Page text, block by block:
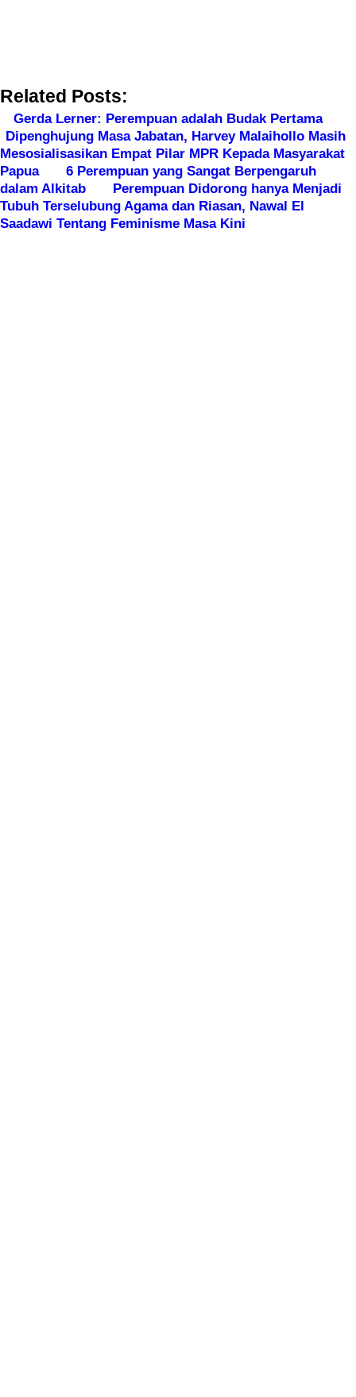
Related Posts:
Gerda Lerner: Perempuan adalah Budak Pertama
Dipenghujung Masa Jabatan, Harvey Malaihollo Masih
Mesosialisasikan Empat Pilar MPR Kepada Masyarakat
Papua
6 Perempuan yang Sangat Berpengaruh
dalam Alkitab
Perempuan Didorong hanya Menjadi
Tubuh Terselubung Agama dan Riasan, Nawal El
Saadawi Tentang Feminisme Masa Kini